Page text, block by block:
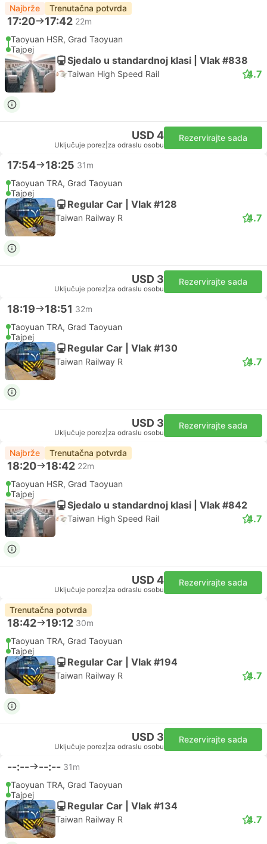
Najbrže Trenutačna potvrda
17:20 17:42 22m
Taoyuan HSR, Grad Taoyuan
Tajpej
Sjedalo u standardnoj klasi | Vlak #838
Taiwan High Speed Rail 4.7
USD 4
Uključuje porez za odraslu osobu
Rezervirajte sada
17:54 18:25 31m
Taoyuan TRA, Grad Taoyuan
Tajpej
Regular Car | Vlak #128
Taiwan Railway R 4.7
USD 3
Uključuje porez za odraslu osobu
Rezervirajte sada
18:19 18:51 32m
Taoyuan TRA, Grad Taoyuan
Tajpej
Regular Car | Vlak #130
Taiwan Railway R 4.7
USD 3
Uključuje porez za odraslu osobu
Rezervirajte sada
Najbrže Trenutačna potvrda
18:20 18:42 22m
Taoyuan HSR, Grad Taoyuan
Tajpej
Sjedalo u standardnoj klasi | Vlak #842
Taiwan High Speed Rail 4.7
USD 4
Uključuje porez za odraslu osobu
Rezervirajte sada
Trenutačna potvrda
18:42 19:12 30m
Taoyuan TRA, Grad Taoyuan
Tajpej
Regular Car | Vlak #194
Taiwan Railway R 4.7
USD 3
Uključuje porez za odraslu osobu
Rezervirajte sada
--:-- --:-- 31m
Taoyuan TRA, Grad Taoyuan
Tajpej
Regular Car | Vlak #134
Taiwan Railway R 4.7